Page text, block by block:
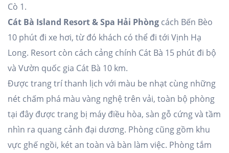
Cò 1.
Cát Bà Island Resort & Spa Hải Phòng cách Bến Bèo
10 phút đi xe hơi, từ đó khách có thể đi tới Vịnh Hạ
Long. Resort còn cách cảng chính Cát Bà 15 phút đi bộ
và Vườn quốc gia Cát Bà 10 km.
Được trang trí thanh lịch với màu be nhạt cùng những
nét chấm phá màu vàng nghệ trên vải, toàn bộ phòng
tại đây được trang bị máy điều hòa, sàn gỗ cứng và tầm
nhìn ra quang cảnh đại dương. Phòng cũng gồm khu
vực ghế ngồi, két an toàn và bàn làm việc. Phòng tắm